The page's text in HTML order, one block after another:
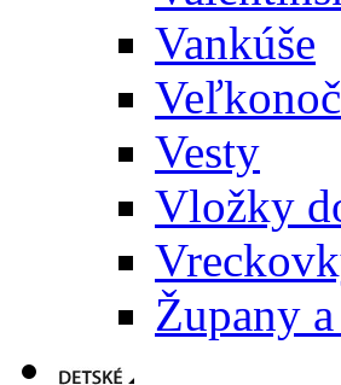
Vankúše
Vesty
Vložky
Župany